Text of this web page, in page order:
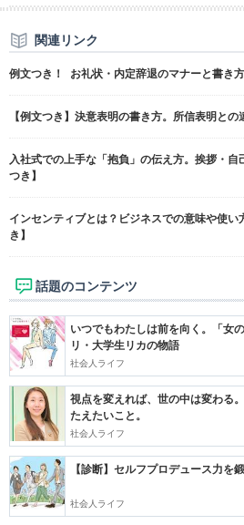
関連リンク
例文つき！ お礼状・内定辞退のマナーと書き方
【例文つき】決意表明の書き方。所信表明との
入社式での上手な「抱負」の伝え方。挨拶・自
つき】
インセンティブとは？ビジネスでの意味や使い
き】
話題のコンテンツ
いつでもわたしは前を向く。「女
リ・大学生リカの物語
社会人ライフ
視点を変えれば、世の中は変わる
たえたいこと。
社会人ライフ
【診断】セルフプロデュース力
社会人ライフ